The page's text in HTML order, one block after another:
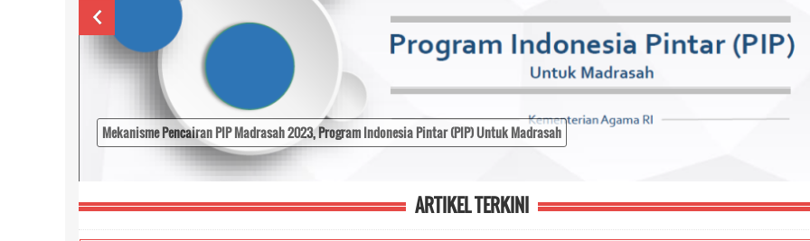
Pj Bupati Muba Teken Kesepakatan Bangun Jaringan Fiber Optik Internet untuk Semua Kecamatan di Muba
ARTIKEL TERKINI